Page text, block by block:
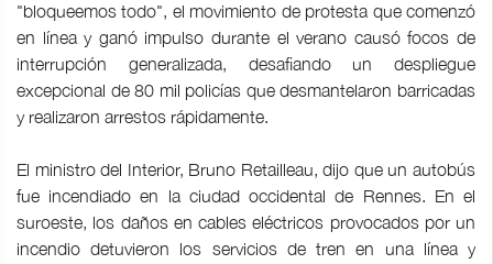
"bloqueemos todo", el movimiento de protesta que comenzó
en línea y ganó impulso durante el verano causó focos de
interrupción generalizada, desafiando un despliegue
excepcional de 80 mil policías que desmantelaron barricadas
y realizaron arrestos rápidamente.
El ministro del Interior, Bruno Retailleau, dijo que un autobús
fue incendiado en la ciudad occidental de Rennes. En el
suroeste, los daños en cables eléctricos provocados por un
incendio detuvieron los servicios de tren en una línea y